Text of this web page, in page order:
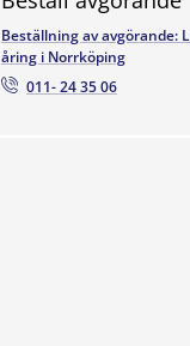
Beställning av avgörande:
åring i Norrköping
011- 24 35 06